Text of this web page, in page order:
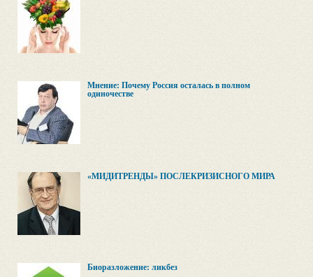
Мнение: Почему Россия осталась в полном
одиночестве
«МИДИТРЕНДЫ» ПОСЛЕКРИЗИСНОГО МИРА
Биоразложение: ликбез